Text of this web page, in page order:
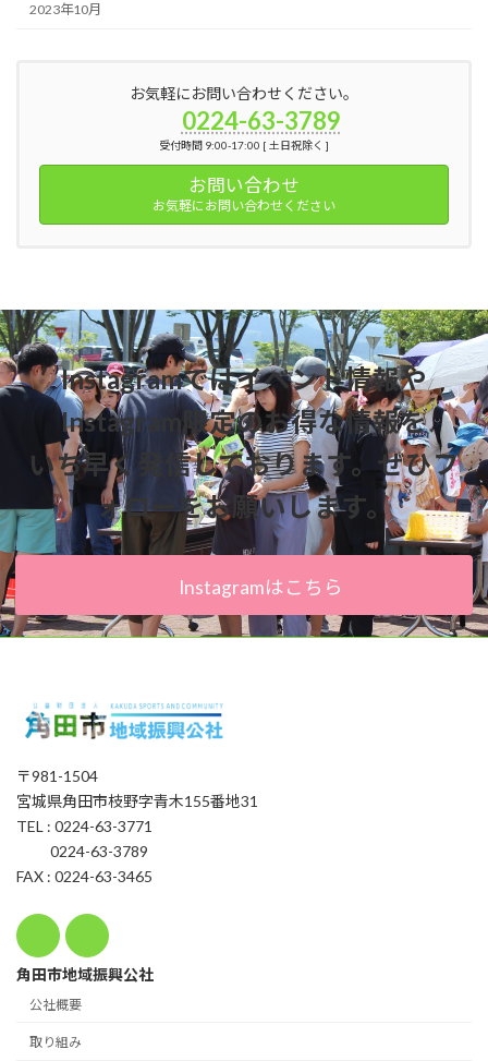
2023年10月
お気軽にお問い合わせください。
0224-63-3789
受付時間 9:00-17:00 [ 土日祝除く ]
お問い合わせ
お気軽にお問い合わせください
Instagramではイベント情報や
Instagram限定のお得な情報を
いち早く発信しております。ぜひフ
ォローをお願いします。
Instagramはこちら
〒981-1504
宮城県角田市枝野字青木155番地31
TEL : 0224-63-3771
0224-63-3789
FAX : 0224-63-3465
角田市地域振興公社
公社概要
取り組み